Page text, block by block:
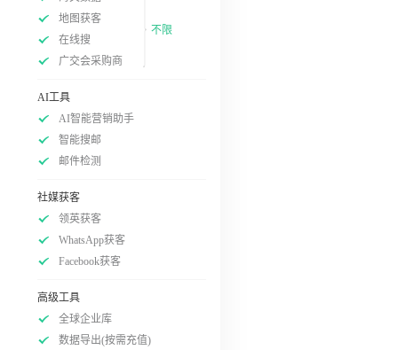
地图获客
在线搜
广交会采购商
不限
AI工具
AI智能营销助手
智能搜邮
邮件检测
社媒获客
领英获客
WhatsApp获客
Facebook获客
高级工具
全球企业库
数据导出(按需充值)